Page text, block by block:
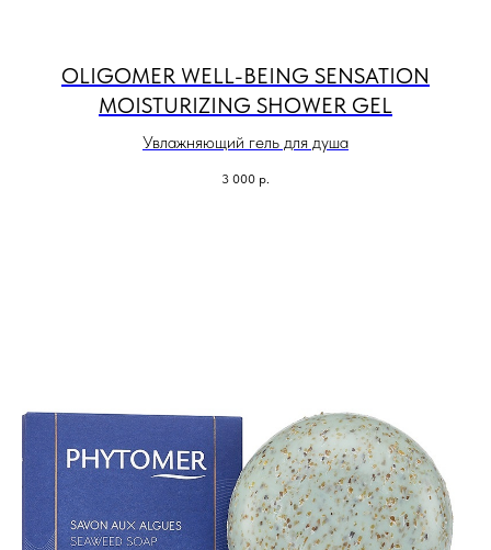
OLIGOMER WELL-BEING SENSATION
MOISTURIZING SHOWER GEL
Увлажняющий гель для душа
3 000 р.